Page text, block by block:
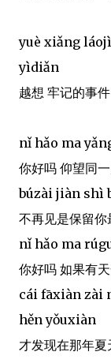
yuè xiǎng
yìdiǎn
越想 牢记的事
nǐ hǎo ma
你好吗 仰望同
búzài jiàn shì
不再见是保留你
nǐ hǎo ma
你好吗 如果有
cái fāxiàn zài
hěn yǒuxiàn
才发现在那年